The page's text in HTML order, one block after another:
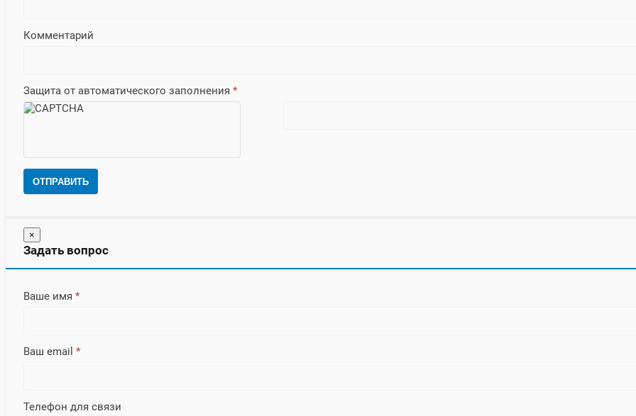
Комментарий
Защита от автоматического заполнения *
ОТПРАВИТЬ
×
Задать вопрос
Ваше имя *
Ваш email *
Телефон для связи